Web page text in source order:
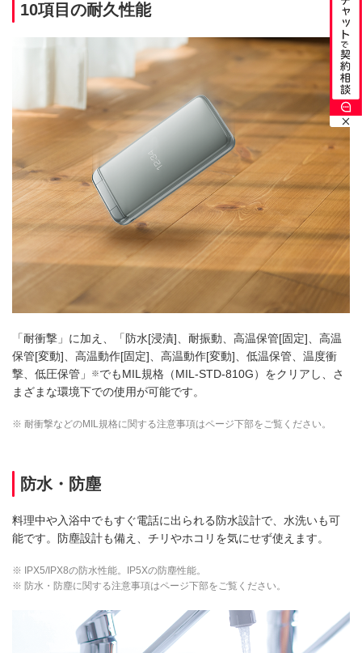
10項目の耐久性能
「耐衝撃」に加え、「防水[浸漬]、耐振動、高温保管[固定]、高温
保管[変動]、高温動作[固定]、高温動作[変動]、低温保管、温度衝
撃、低圧保管」
※でもMIL規格（MIL-STD-810G）をクリアし、さ
まざまな環境下での使用が可能です。
※ 耐衝撃などのMIL規格に関する注意事項はページ下部をご覧ください。
防水・防塵
料理中や入浴中でもすぐ電話に出られる防水設計で、水洗いも可
能です。防塵設計も備え、チリやホコリを気にせず使えます。
※ IPX5/IPX8の防水性能。IP5Xの防塵性能。
※ 防水・防塵に関する注意事項はページ下部をご覧ください。